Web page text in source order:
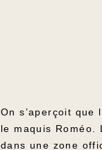
On s’aperçoit
le maquis
dans une zone